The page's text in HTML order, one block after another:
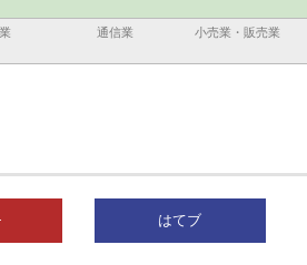
通信業 小売業・販売業
はてブ